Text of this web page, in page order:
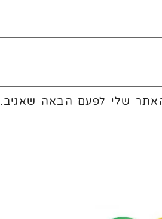
שלי לפעם הבאה שאגיב.